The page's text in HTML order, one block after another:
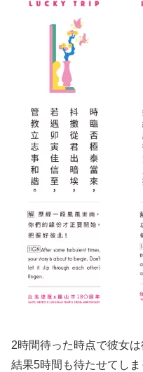
2時間待った時点で彼女
結果5時間も待たせてし